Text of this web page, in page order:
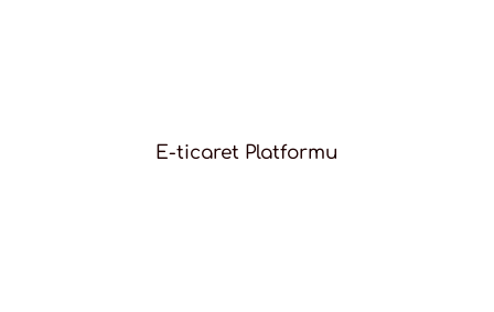
E-ticaret Platformu